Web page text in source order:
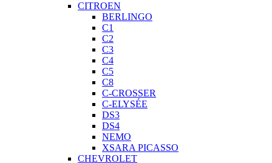
CITROEN
BERLINGO
C1
C2
C3
C4
C5
C8
C-CROSSER
C-ELYSÉE
DS3
DS4
NEMO
XSARA PICASSO
CHEVROLET